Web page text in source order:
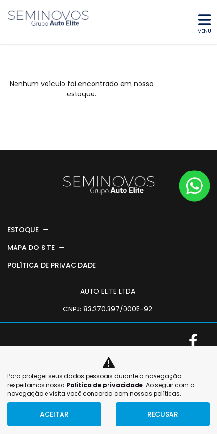
MENU
Nenhum veículo foi encontrado em nosso
estoque.
ESTOQUE
MAPA DO SITE
POLÍTICA DE PRIVACIDADE
AUTO ELITE LTDA
CNPJ: 83.270.397/0005-92
No trânsito, enxergar
o outro salva vidas.
No trânsito, enxergar
o outro salva vidas.
Para proteger seus dados pessoais durante a navegação
respeitamos nossa Política de privacidade. Ao seguir com a
navegação e visita você concorda com nossas políticas.
ACEITAR RECUSAR